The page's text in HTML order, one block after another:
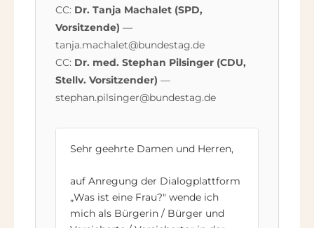
CC: Dr. Tanja Machalet (SPD,
Vorsitzende) —
tanja.machalet@bundestag.de
CC: Dr. med. Stephan Pilsinger (CDU,
Stellv. Vorsitzender) —
stephan.pilsinger@bundestag.de